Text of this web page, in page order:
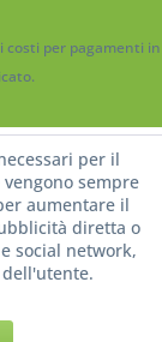
costi per pagamenti in
per il
sempre
aumentare il
diretta o
social network,